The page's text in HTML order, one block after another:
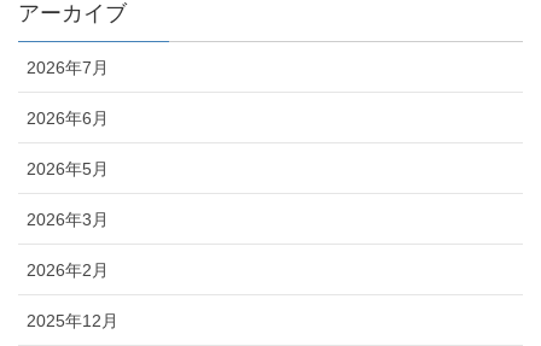
アーカイブ
2026年7月
2026年6月
2026年5月
2026年3月
2026年2月
2025年12月